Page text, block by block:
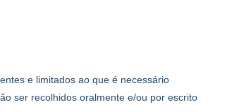
e limitados ao que é necessário
ser recolhidos oralmente e/ou por escrito